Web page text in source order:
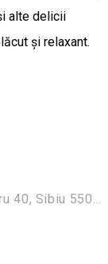
alte delicii
și relaxant.
Strada Sofocle 3, Strada General Magheru 40, Sibiu 550094, Romania